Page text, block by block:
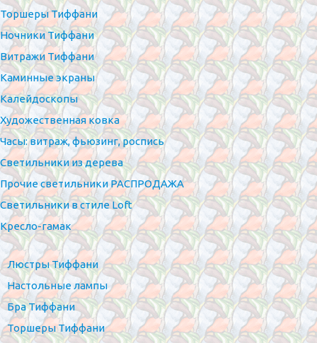
Торшеры Тиффани
Ночники Тиффани
Витражи Тиффани
Каминные экраны
Калейдоскопы
Художественная ковка
Часы: витраж, фьюзинг, роспись
Светильники из дерева
Прочие светильники РАСПРОДАЖА
Светильники в стиле Loft
Кресло-гамак
Люстры Тиффани
Настольные лампы
Бра Тиффани
Торшеры Тиффани